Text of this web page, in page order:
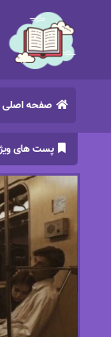
صفحه اصلی
پست های